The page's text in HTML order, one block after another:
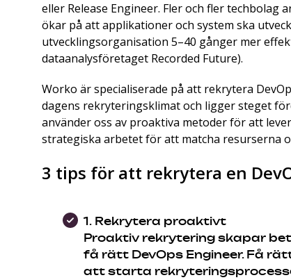
eller Release Engineer. Fler och fler techbolag
ökar på att applikationer och system ska
utvecklingsorganisation 5–40 gånger mer
dataanalysföretaget Recorded Future).
Worko är specialiserade på att rekrytera
dagens rekryteringsklimat och ligger steget
använder oss av proaktiva metoder för att
strategiska arbetet för att matcha resurserna
3 tips för att rekrytera en
1. Rekrytera proaktivt
Proaktiv rekrytering skapar
få rätt DevOps Engineer. Få
att starta